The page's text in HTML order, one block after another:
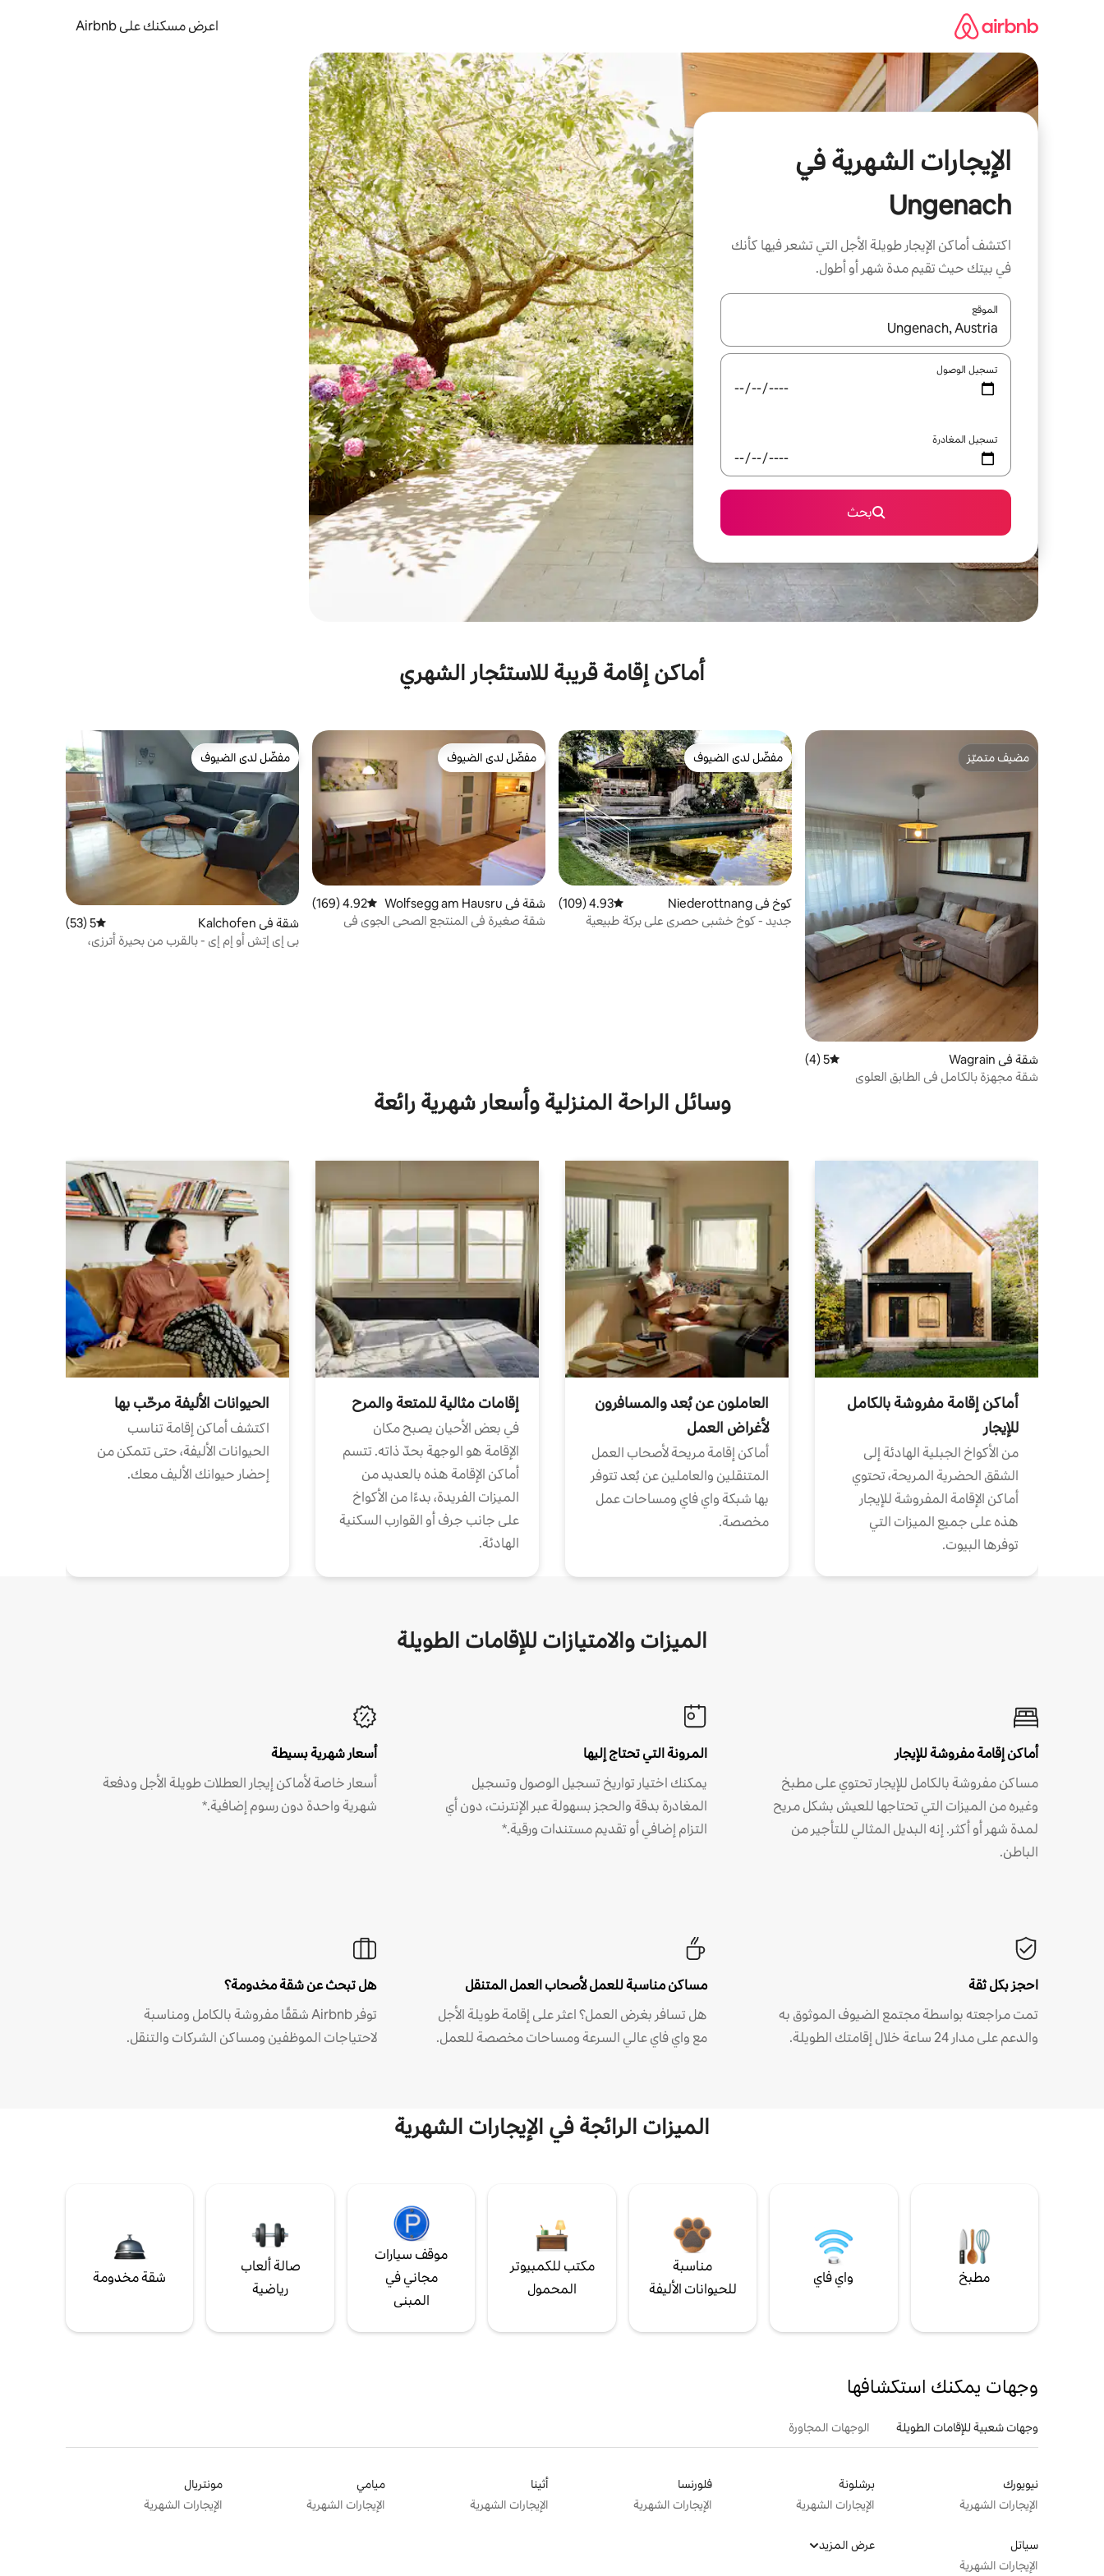
اعرض مسكنك على Airbnb
الإيجارات الشهرية في
Ungenach
اكتشف أماكن الإيجار طويلة الأجل التي تشعر فيها كأنك
في بيتك حيث تقيم مدة شهر أو أطول.
الموقع
عند توفر النتائج، انتقل باستخدام السهمين لأعلى ولأسفل أو استكشف عن طريق اللمس أو السحب.
تسجيل الوصول
تسجيل المغادرة
بحث
أماكن إقامة قريبة للاستئجار الشهري
مضيف متميّز
مضيف متميّز
شقة في Wagrain متوسط التقييم 5 من 5، 4 مراجعات
5 (4)
شقة مجهزة بالكامل في الطابق العلوي
مفضّل لدى الضيوف
مفضّل لدى الضيوف
كوخ في Niederottnang متوسط التقييم 4.93 من 5، 109 مراجعات
4.93 (109)
جديد - كوخ خشبي حصري على بركة طبيعية
مفضّل لدى الضيوف
مفضّل لدى الضيوف
شقة في Wolfsegg am Hausru
ck
متوسط التقييم 4.92 من 5، 169 مراجعات
4.92 (169)
شقة صغيرة في المنتجع الصحي الجوي في
مفضّل لدى الضيوف
مفضّل لدى الضيوف
شقة في Kalchofen متوسط التقييم 5 من 5، 53 مراجعات
5 (53)
بي إي إتش أو إم إي - بالقرب من بحيرة أترزي،
وسائل الراحة المنزلية وأسعار شهرية رائعة
أماكن إقامة مفروشة بالكامل
للإيجار
من الأكواخ الجبلية الهادئة إلى
الشقق الحضرية المريحة، تحتوي
أماكن الإقامة المفروشة للإيجار
هذه على جميع الميزات التي
توفرها البيوت.
العاملون عن بُعد والمسافرون
لأغراض العمل
أماكن إقامة مريحة لأصحاب العمل
المتنقلين والعاملين عن بُعد تتوفر
بها شبكة واي فاي ومساحات عمل
مخصصة.
إقامات مثالية للمتعة والمرح
في بعض الأحيان يصبح مكان
الإقامة هو الوجهة بحدّ ذاته. تتسم
أماكن الإقامة هذه بالعديد من
الميزات الفريدة، بدءًا من الأكواخ
على جانب جرف أو القوارب السكنية
الهادئة.
الحيوانات الأليفة مرحّب بها
اكتشف أماكن إقامة تناسب
الحيوانات الأليفة، حتى تتمكن من
إحضار حيوانك الأليف معك.
الميزات والامتيازات للإقامات الطويلة
أماكن إقامة مفروشة للإيجار
مساكن مفروشة بالكامل للإيجار تحتوي على مطبخ
وغيره من الميزات التي تحتاجها للعيش بشكل مريح
لمدة شهر أو أكثر. إنه البديل المثالي للتأجير من
الباطن.
المرونة التي تحتاج إليها
يمكنك اختيار تواريخ تسجيل الوصول وتسجيل
المغادرة بدقة والحجز بسهولة عبر الإنترنت، دون أي
التزام إضافي أو تقديم مستندات ورقية.*
أسعار شهرية بسيطة
أسعار خاصة لأماكن إيجار العطلات طويلة الأجل ودفعة
شهرية واحدة دون رسوم إضافية.*
احجز بكل ثقة
تمت مراجعته بواسطة مجتمع الضيوف الموثوق به
والدعم على مدار 24 ساعة خلال إقامتك الطويلة.
مساكن مناسبة للعمل لأصحاب العمل المتنقل
هل تسافر بغرض العمل؟ اعثر على إقامة طويلة الأجل
مع واي فاي عالي السرعة ومساحات مخصصة للعمل.
هل تبحث عن شقة مخدومة؟
توفر Airbnb شققًا مفروشة بالكامل ومناسبة
لاحتياجات الموظفين ومساكن الشركات والتنقل.
الميزات الرائجة في الإيجارات الشهرية
مطبخ واي فاي
مناسبة
للحيوانات الأليفة
مكتب للكمبيوتر
المحمول
موقف سيارات
مجاني في
المبنى
صالة ألعاب
رياضية
شقة مخدومة
وجهات يمكنك استكشافها
وجهات شعبية للإقامات الطويلة الوجهات المجاورة
نيويورك
الإيجارات الشهرية
برشلونة
الإيجارات الشهرية
فلورنسا
الإيجارات الشهرية
أثينا
الإيجارات الشهرية
ميامي
الإيجارات الشهرية
مونتريال
الإيجارات الشهرية
سياتل
الإيجارات الشهرية
عرض المزيد